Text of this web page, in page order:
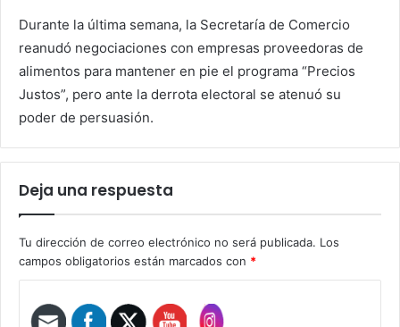
Durante la última semana, la Secretaría de Comercio
reanudó negociaciones con empresas proveedoras de
alimentos para mantener en pie el programa “Precios
Justos”, pero ante la derrota electoral se atenuó su
poder de persuasión.
Deja una respuesta
Tu dirección de correo electrónico no será publicada. Los
campos obligatorios están marcados con *